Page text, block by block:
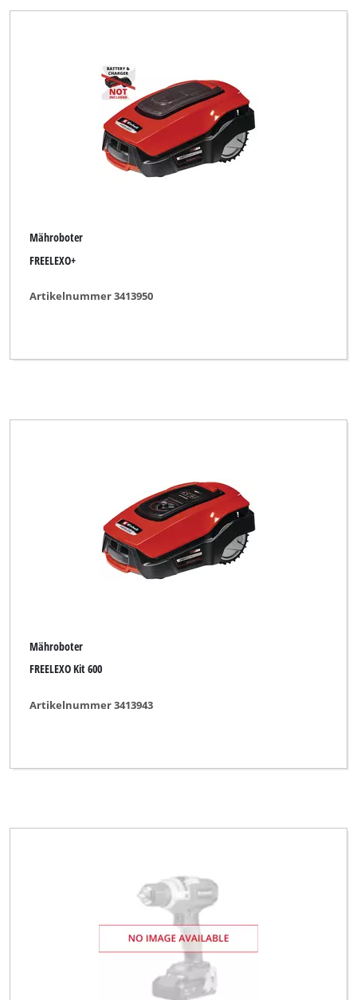
Mähroboter
FREELEXO+
Artikelnummer 3413950
Mähroboter
FREELEXO Kit 600
Artikelnummer 3413943